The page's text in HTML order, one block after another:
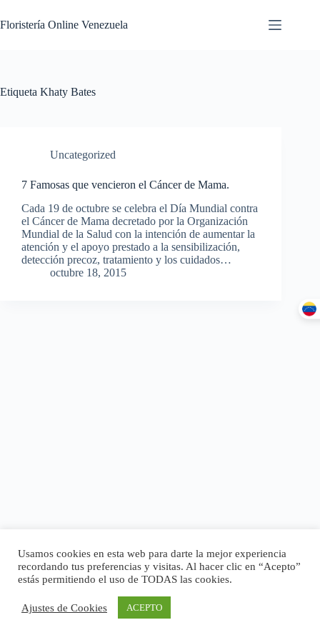
Floristería Online Venezuela
Etiqueta Khaty Bates
Uncategorized
7 Famosas que vencieron el Cáncer de Mama.
Cada 19 de octubre se celebra el Día Mundial contra
el Cáncer de Mama decretado por la Organización
Mundial de la Salud con la intención de aumentar la
atención y el apoyo prestado a la sensibilización,
detección precoz, tratamiento y los cuidados…
octubre 18, 2015
Usamos cookies en esta web para darte la mejor experiencia
recordando tus preferencias y visitas. Al hacer clic en “Acepto”
estás permitiendo el uso de TODAS las cookies.
Ajustes de Cookies ACEPTO